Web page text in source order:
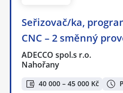
Seřizovač/ka,
CNC – 2 směnný
ADECCO spol.s r.o.
Nahořany
40 000 – 45 000 Kč